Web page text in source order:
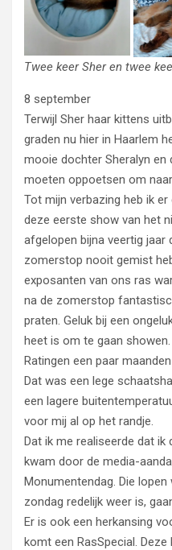
Twee keer Sher en twee
8 september
Terwijl Sher haar kittens
graden nu hier in Haarlem
mooie dochter Sheralyn en
moeten oppoetsen om
Tot mijn verbazing heb ik
deze eerste show van het
afgelopen bijna veertig jaar
zomerstop nooit gemist
exposanten van ons ras
na de zomerstop
praten. Geluk bij een
heet is om te gaan
Ratingen een paar
Dat was een lege
een lagere
voor mij al op het randje.
Dat ik me realiseerde dat ik
kwam door de media-
Monumentendag. Die
zondag redelijk weer is,
Er is ook een herkansing
komt een RasSpecial.